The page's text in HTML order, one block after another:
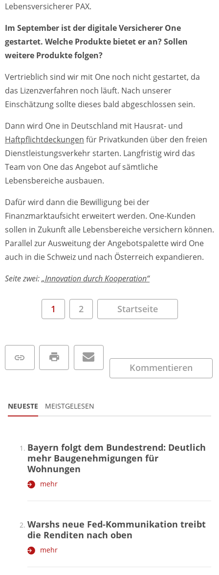
Lebensversicherer PAX.
Im September ist der digitale Versicherer One
gestartet. Welche Produkte bietet er an? Sollen
weitere Produkte folgen?
Vertrieblich sind wir mit One noch nicht gestartet, da
das Lizenzverfahren noch läuft. Nach unserer
Einschätzung sollte dieses bald abgeschlossen sein.
Dann wird One in Deutschland mit Hausrat- und
Haftpflichtdeckungen für Privatkunden über den freien
Dienstleistungsverkehr starten. Langfristig wird das
Team von One das Angebot auf sämtliche
Lebensbereiche ausbauen.
Dafür wird dann die Bewilligung bei der
Finanzmarktaufsicht erweitert werden. One-Kunden
sollen in Zukunft alle Lebensbereiche versichern können.
Parallel zur Ausweitung der Angebotspalette wird One
auch in die Schweiz und nach Österreich expandieren.
Seite zwei:„Innovation durch Kooperation“
1 2 Startseite
Kommentieren
NEUESTE MEISTGELESEN
Bayern folgt dem Bundestrend: Deutlich
mehr Baugenehmigungen für
Wohnungen
mehr
Warshs neue Fed-Kommunikation treibt
die Renditen nach oben
mehr